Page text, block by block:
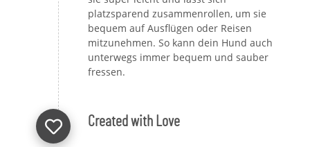
platzsparend zusammenrollen, um sie
bequem auf Ausflügen oder Reisen
mitzunehmen. So kann dein Hund auch
unterwegs immer bequem und sauber
fressen.
Created with Love